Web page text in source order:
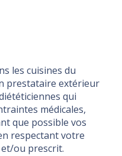
les cuisines du
prestataire extérieur
qui
médicales,
que possible vos
respectant votre
ou prescrit.